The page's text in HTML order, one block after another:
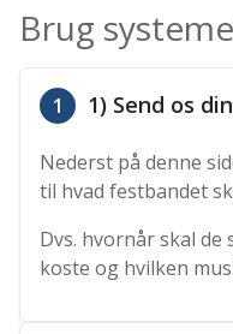
Brug
1 1) Send os
Nederst på denne
til hvad festbandet
Dvs. hvornår skal de
koste og hvilken